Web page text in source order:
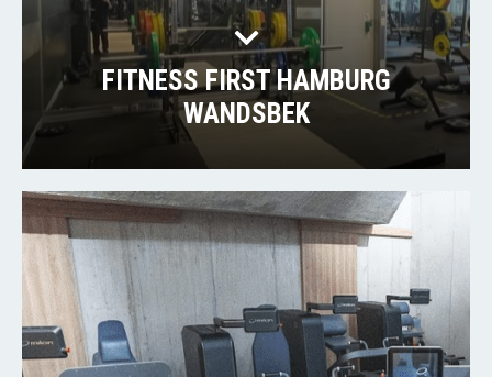
FITNESS FIRST HAMBURG
WANDSBEK